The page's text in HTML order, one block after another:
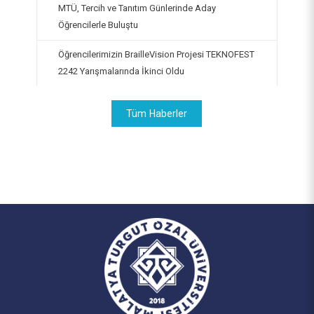
MTÜ, Tercih ve Tanıtım Günlerinde Aday
Öğrencilerle Buluştu
Öğrencilerimizin BrailleVision Projesi TEKNOFEST
2242 Yarışmalarında İkinci Oldu
Tüm Haberler